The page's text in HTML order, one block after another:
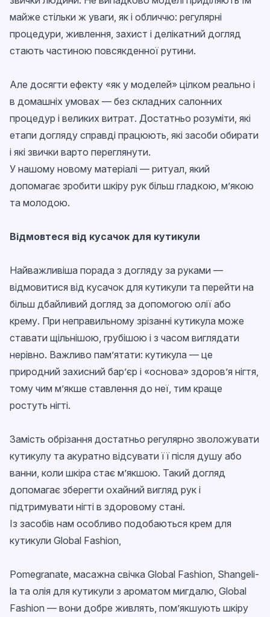
майже стільки ж уваги, як і обличчю: регулярні
процедури, живлення, захист і делікатний догляд
стають частиною повсякденної рутини.
Але досягти ефекту «як у моделей» цілком реально і
в домашніх умовах — без складних салонних
процедур і великих витрат. Достатньо розуміти, які
етапи догляду справді працюють, які засоби обирати
і які звички варто переглянути.
У нашому новому матеріалі — ритуал, який
допомагає зробити шкіру рук більш гладкою, м’якою
та молодою.
Відмовтеся від кусачок для кутикули
Найважливіша порада з догляду за руками —
відмовитися від кусачок для кутикули та перейти на
більш дбайливий догляд за допомогою олії або
крему. При неправильному зрізанні кутикула може
ставати щільнішою, грубішою і з часом виглядати
нерівно. Важливо пам’ятати: кутикула — це
природний захисний бар’єр і «основа» здоров’я нігтя,
тому чим м’якше ставлення до неї, тим краще
ростуть нігті.
Замість обрізання достатньо регулярно зволожувати
кутикулу та акуратно відсувати її після душу або
ванни, коли шкіра стає м’якшою. Такий догляд
допомагає зберегти охайний вигляд рук і
підтримувати нігті в здоровому стані.
Із засобів нам особливо подобаються крем для
кутикули Global Fashion,
Pomegranate, масажна свічка Global Fashion, Shangeli-
la та олія для кутикули з ароматом мигдалю, Global
Fashion — вони добре живлять, пом’якшують шкіру